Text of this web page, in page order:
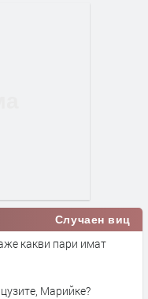
Случаен виц
какви пари имат
Марийке?